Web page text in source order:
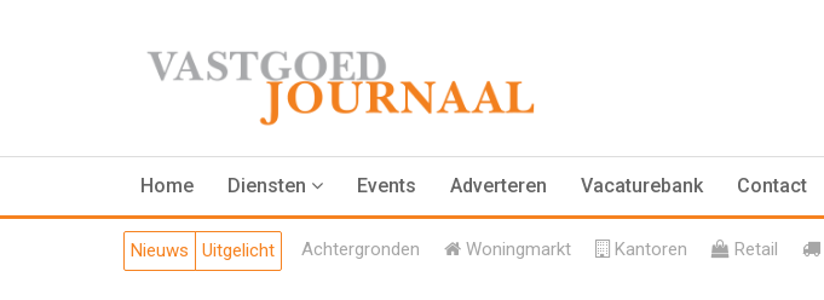
Home Diensten Events Adverteren Vacaturebank Contact
Nieuws Uitgelicht Achtergronden Woningmarkt Kantoren Retail